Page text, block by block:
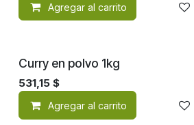
Agregar al carrito
Curry en polvo 1kg
531,15 $
Agregar al carrito